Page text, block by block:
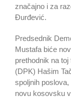
značajno i za
Đurđević.
Predsednik
Mustafa biće
prethodnik na
(DPK) Hašim
spoljnih
novu kosovsku